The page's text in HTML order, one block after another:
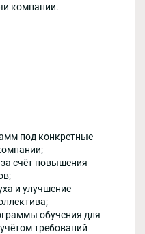
компании.
под конкретные
счёт повышения
и улучшение
обучения для
требований